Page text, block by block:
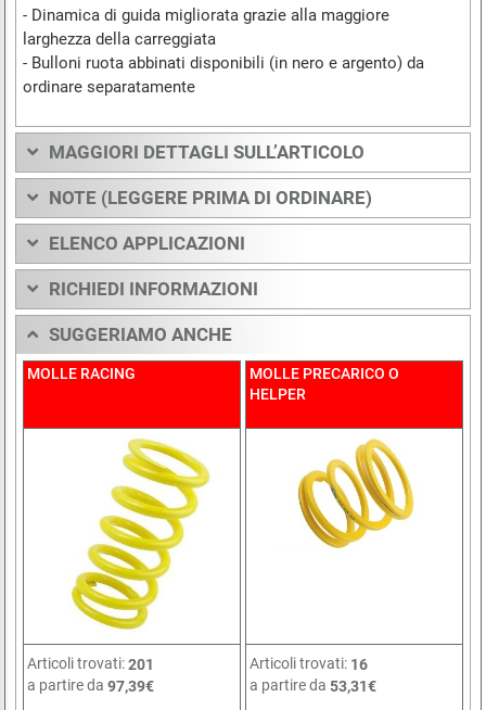
- Dinamica di guida migliorata grazie alla maggiore
larghezza della carreggiata
- Bulloni ruota abbinati disponibili (in nero e argento) da
ordinare separatamente
MAGGIORI DETTAGLI SULL’ARTICOLO
NOTE (LEGGERE PRIMA DI ORDINARE)
ELENCO APPLICAZIONI
RICHIEDI INFORMAZIONI
SUGGERIAMO ANCHE
MOLLE RACING
Articoli trovati:201
a partire da97,39€
MOLLE PRECARICO O
HELPER
Articoli trovati: 16
a partire da53,31€